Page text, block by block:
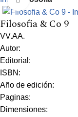
Filosofia & Co 9
VV.AA.
Autor:
Editorial:
ISBN:
Año de edición:
Paginas:
Dimensiones: